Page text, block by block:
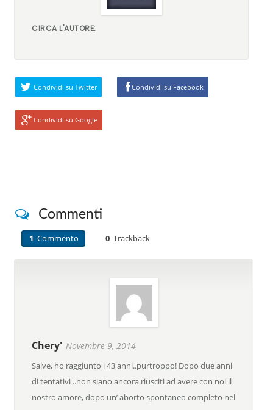
CIRCA L'AUTORE:
Condividi su Twitter Condividi su Facebook
Condividi su Google
Commenti
1 Commento 0 Trackback
Chery' Novembre 9, 2014
Salve, ho raggiunto i 43 anni..purtroppo! Dopo due anni
di tentativi ..non siano ancora riusciti ad avere con noi il
nostro amore, dopo un’ aborto spontaneo completo nel